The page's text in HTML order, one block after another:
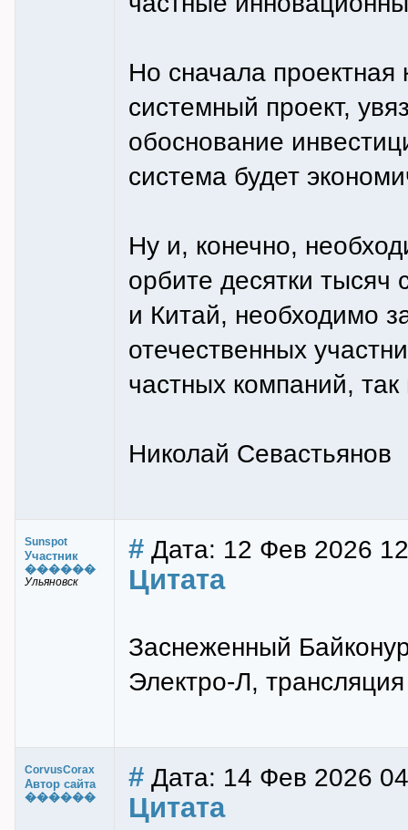
Но сначала
системный проект,
обоснование
система будет
Ну и, конечно,
орбите десятки тысяч
и Китай, необходимо
отечественных
частных компаний,
Николай Севастьянов
Sunspot
Участник
������
Ульяновск
# Дата: 12 Фев 2026
Цитата
Заснеженный
Электро-Л,
CorvusCorax
Автор сайта
������
# Дата: 14 Фев 2026
Цитата